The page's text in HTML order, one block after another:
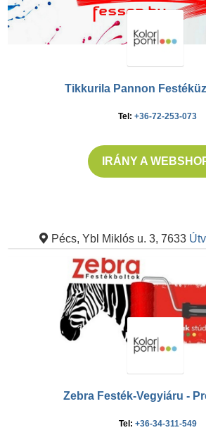
Tikkurila Pannon
Tel: +36-72-253-073
IRÁNY A
Pécs, Ybl Miklós u. 3, 7633
Zebra Festék-Vegyiáru -
Tel: +36-34-311-549